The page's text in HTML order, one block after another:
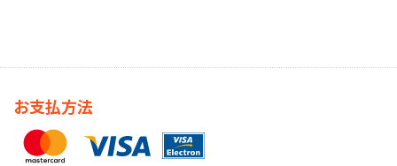
お支払方法